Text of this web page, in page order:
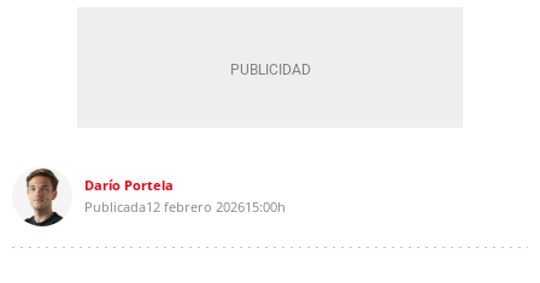
Darío Portela
Publicada12 febrero 202615:00h